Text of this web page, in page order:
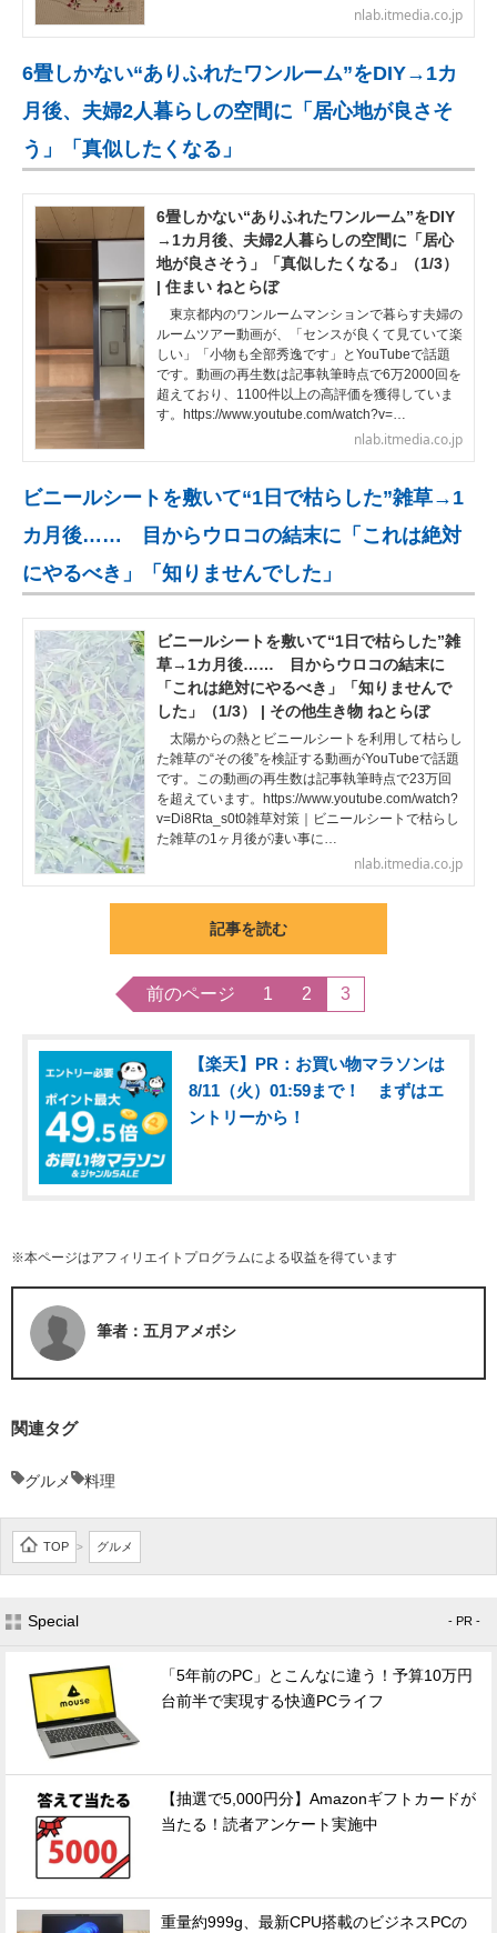
nlab.itmedia.co.jp
6畳しかない“ありふれたワンルーム”をDIY→1カ
月後、夫婦2人暮らしの空間に「居心地が良さそ
う」「真似したくなる」
6畳しかない“ありふれたワンルーム”をDIY
→1カ月後、夫婦2人暮らしの空間に「居心
地が良さそう」「真似したくなる」（1/3）
| 住まい ねとらぼ
東京都内のワンルームマンションで暮らす夫婦の
ルームツアー動画が、「センスが良くて見ていて楽
しい」「小物も全部秀逸です」とYouTubeで話題
です。動画の再生数は記事執筆時点で6万2000回を
超えており、1100件以上の高評価を獲得していま
す。https://www.youtube.com/watch?v=…
nlab.itmedia.co.jp
ビニールシートを敷いて“1日で枯らした”雑草→1
カ月後…… 目からウロコの結末に「これは絶対
にやるべき」「知りませんでした」
ビニールシートを敷いて“1日で枯らした”雑
草→1カ月後…… 目からウロコの結末に
「これは絶対にやるべき」「知りませんで
した」（1/3） | その他生き物 ねとらぼ
太陽からの熱とビニールシートを利用して枯らし
た雑草の“その後”を検証する動画がYouTubeで話題
です。この動画の再生数は記事執筆時点で23万回
を超えています。https://www.youtube.com/watch?
v=Di8Rta_s0t0雑草対策｜ビニールシートで枯らし
た雑草の1ヶ月後が凄い事に…
nlab.itmedia.co.jp
記事を読む
前のページ 1 2 3
【楽天】PR：お買い物マラソンは
8/11（火）01:59まで！ まずはエ
ントリーから！
※本ページはアフィリエイトプログラムによる収益を得ています
筆者：五月アメボシ
関連タグ
グルメ 料理
TOP > グルメ
Special - PR -
「5年前のPC」とこんなに違う！予算10万円
台前半で実現する快適PCライフ
【抽選で5,000円分】Amazonギフトカードが
当たる！読者アンケート実施中
重量約999g、最新CPU搭載のビジネスPCの